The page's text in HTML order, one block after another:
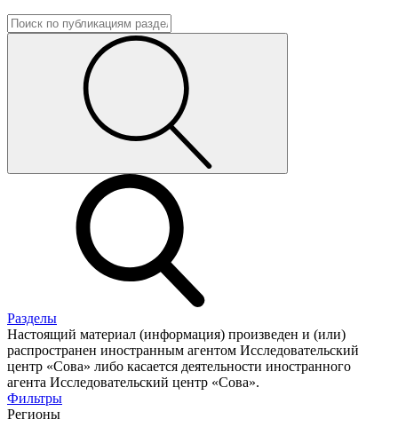
Разделы
Настоящий материал (информация) произведен и (или)
распространен иностранным агентом Исследовательский
центр «Сова» либо касается деятельности иностранного
агента Исследовательский центр «Сова».
Фильтры
Регионы